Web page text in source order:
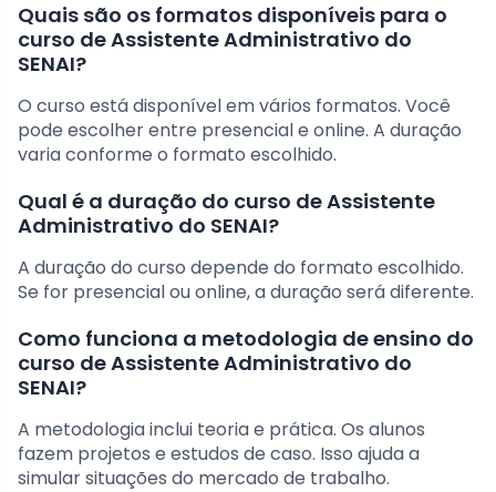
Quais são os formatos disponíveis para o
curso de Assistente Administrativo do
SENAI?
O curso está disponível em vários formatos. Você
pode escolher entre presencial e online. A duração
varia conforme o formato escolhido.
Qual é a duração do curso de Assistente
Administrativo do SENAI?
A duração do curso depende do formato escolhido.
Se for presencial ou online, a duração será diferente.
Como funciona a metodologia de ensino do
curso de Assistente Administrativo do
SENAI?
A metodologia inclui teoria e prática. Os alunos
fazem projetos e estudos de caso. Isso ajuda a
simular situações do mercado de trabalho.